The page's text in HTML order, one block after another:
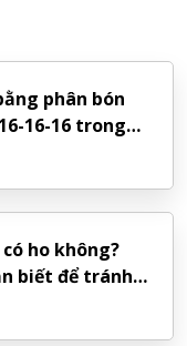
phân bón
16-16 trong
canh
ho không?
biết để tránh